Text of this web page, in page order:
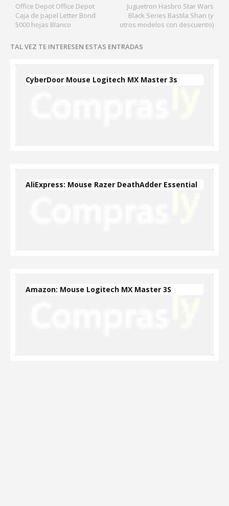
Juguetron Hasbro Star Wars
Black Series Bastila Shan (y
otros modelos con descuento)
Office Depot Office Depot
Caja de papel Letter Bond
5000 hojas Blanco
TAL VEZ TE INTERESEN ESTAS ENTRADAS
CyberDoor Mouse Logitech MX Master 3s
AliExpress: Mouse Razer DeathAdder Essential
Amazon: Mouse Logitech MX Master 3S